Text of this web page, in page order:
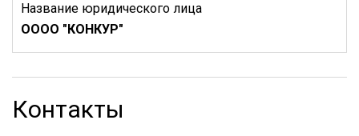
Название юридического лица
ОООО "КОНКУР"
Контакты